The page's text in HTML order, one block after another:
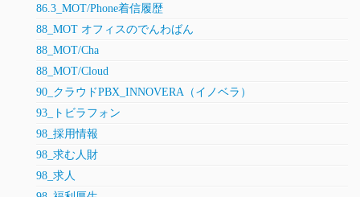
86.3_MOT/Phone着信履歴
88_MOT オフィスのでんわばん
88_MOT/Cha
88_MOT/Cloud
90_クラウドPBX_INNOVERA（イノベラ）
93_トビラフォン
98_採用情報
98_求む人財
98_求人